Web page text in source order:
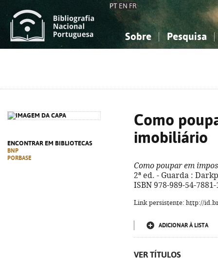
PT EN FR
Sobre Pesquisa
ENCONTRAR EM BIBLIOTECAS
BNP
PORBASE
Como
imobiliário
Como poupar em
2ª ed. - Guarda :
ISBN 978-989-54-7881-
Link persistente: http://
ADICIONAR À LISTA
VER TÍTULOS